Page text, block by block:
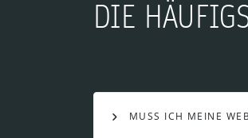
DIE
MUSS ICH MEINE